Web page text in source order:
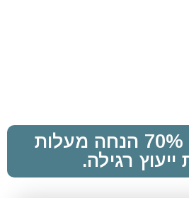
מגיע גם לך 70% הנחה מעלות
רגילה.